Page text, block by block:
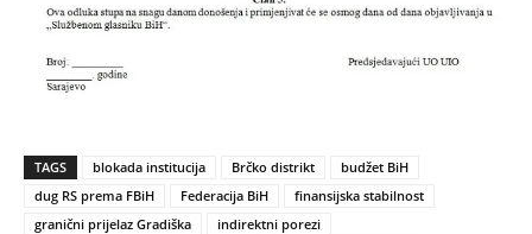
TAGS blokada institucija Brčko distrikt
budžet BiH
dug RS prema FBiH
Federacija BiH
finansijska stabilnost
granični prijelaz Gradiška
indirektni porezi